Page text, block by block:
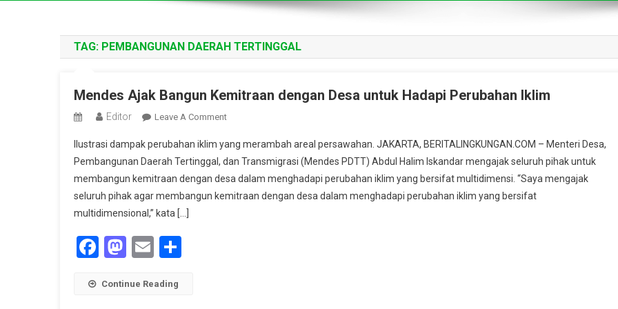
TAG: PEMBANGUNAN DAERAH TERTINGGAL
Mendes Ajak Bangun Kemitraan dengan Desa untuk Hadapi Perubahan Iklim
Editor Leave A CommentOn
Ajak
Bangun
Kemitraan
Dengan
Ilustrasi dampak perubahan iklim yang merambah areal persawahan. JAKARTA, BERITALINGKUNGAN.COM – Menteri Desa,
Pembangunan Daerah Tertinggal, dan Transmigrasi (Mendes PDTT) Abdul Halim Iskandar mengajak seluruh pihak untuk
membangun kemitraan dengan desa dalam menghadapi perubahan iklim yang bersifat multidimensi. “Saya mengajak
seluruh pihak agar membangun kemitraan dengan desa dalam menghadapi perubahan iklim yang bersifat
multidimensional,” kata […]
Facebook
Mastodon
Email
Continue Reading